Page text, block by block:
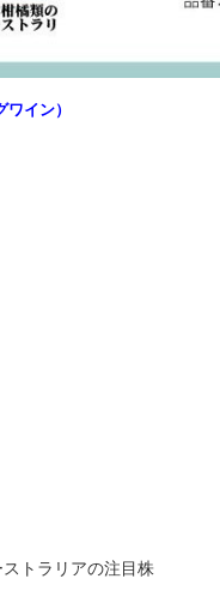
イン）
トラリアの注目株